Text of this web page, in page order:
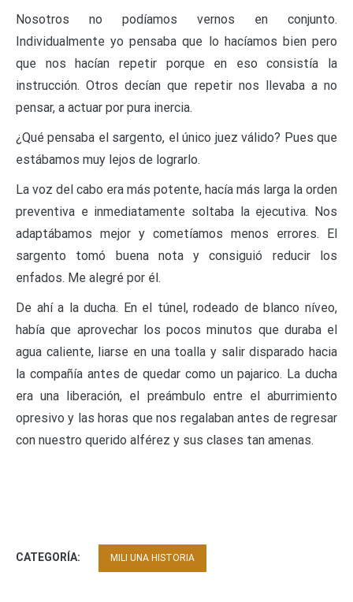
Nosotros no podíamos vernos en conjunto.
Individualmente yo pensaba que lo hacíamos bien pero
que nos hacían repetir porque en eso consistía la
instrucción. Otros decían que repetir nos llevaba a no
pensar, a actuar por pura inercia.
¿Qué pensaba el sargento, el único juez válido? Pues que
estábamos muy lejos de lograrlo.
La voz del cabo era más potente, hacía más larga la orden
preventiva e inmediatamente soltaba la ejecutiva. Nos
adaptábamos mejor y cometíamos menos errores. El
sargento tomó buena nota y consiguió reducir los
enfados. Me alegré por él.
De ahí a la ducha. En el túnel, rodeado de blanco níveo,
había que aprovechar los pocos minutos que duraba el
agua caliente, liarse en una toalla y salir disparado hacia
la compañía antes de quedar como un pajarico. La ducha
era una liberación, el preámbulo entre el aburrimiento
opresivo y las horas que nos regalaban antes de regresar
con nuestro querido alférez y sus clases tan amenas.
CATEGORÍA: MILI UNA HISTORIA